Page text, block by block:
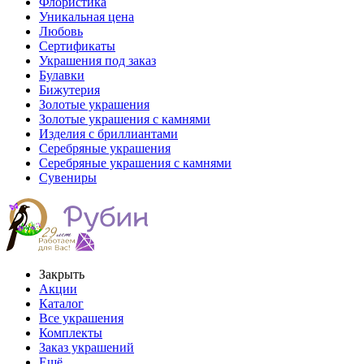
Уникальная цена
Любовь
Сертификаты
Украшения под заказ
Булавки
Бижутерия
Золотые украшения
Золотые украшения с камнями
Изделия с бриллиантами
Серебряные украшения
Серебряные украшения с камнями
Сувениры
Закрыть
Акции
Каталог
Все украшения
Комплекты
Заказ украшений